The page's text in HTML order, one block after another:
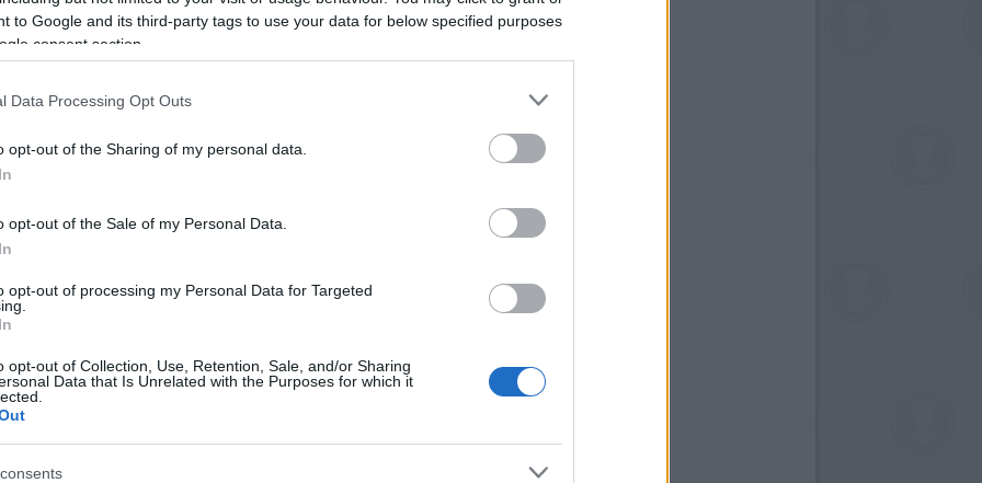
to Google and its third-party tags to use your data for below specified purposes
consent section.
Data Processing Opt Outs
opt-out of the Sharing of my personal data.
opt-out of the Sale of my Personal Data.
opt-out of processing my Personal Data for Targeted
opt-out of Collection, Use, Retention, Sale, and/or Sharing
Data that Is Unrelated with the Purposes for which it
fotó: filmtekercs.hu
Zsófia, dr. Muhi András, Müllner Dóra és
melyet Siófokon, 2014. május 15-
és a fesztivál zsűri, melynek tagjai: Dávid
Pálos György és Zomborácz Virág.
található Kálmán Imre Kulturális Központ,
és Varga Imre szobrászművész,
rendezője az idén 83 éves Magyar